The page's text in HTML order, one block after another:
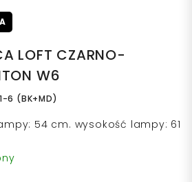
LOFT CZARNO-
W6
6 (BK+MD)
54 cm. wysokość lampy: 61